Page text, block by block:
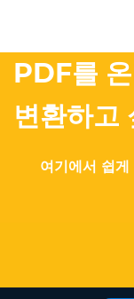
PDF를
변환하고
여기에서 쉽